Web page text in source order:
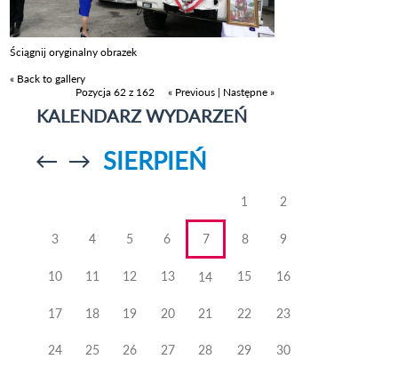
Ściągnij oryginalny obrazek
« Back to gallery
Pozycja 62 z 162
« Previous | Następne »
KALENDARZ WYDARZEŃ
Przejdź doPrzejdź do
SIERPIEŃ
1 2
3 4 5 6 7 8 9
10 11 12 13 14 15 16
17 18 19 20 21 22 23
24 25 26 27 28 29 30